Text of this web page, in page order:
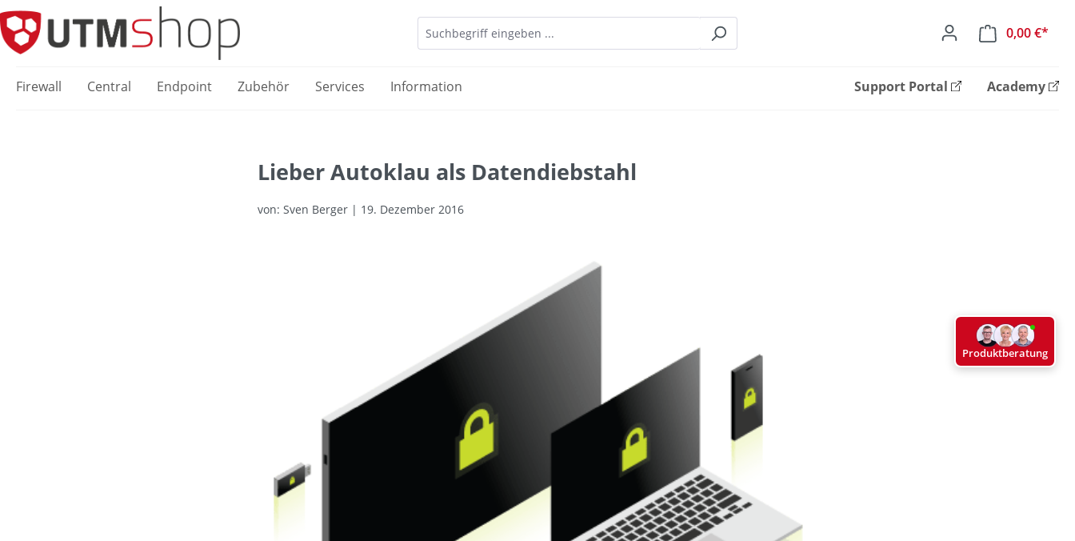
Zur Hauptnavigation springen
0,00 €*
Firewall Central Endpoint Zubehör Services Information Support Portal Academy
Lieber Autoklau als Datendiebstahl
von: Sven Berger | 19. Dezember 2016
Produktberatung